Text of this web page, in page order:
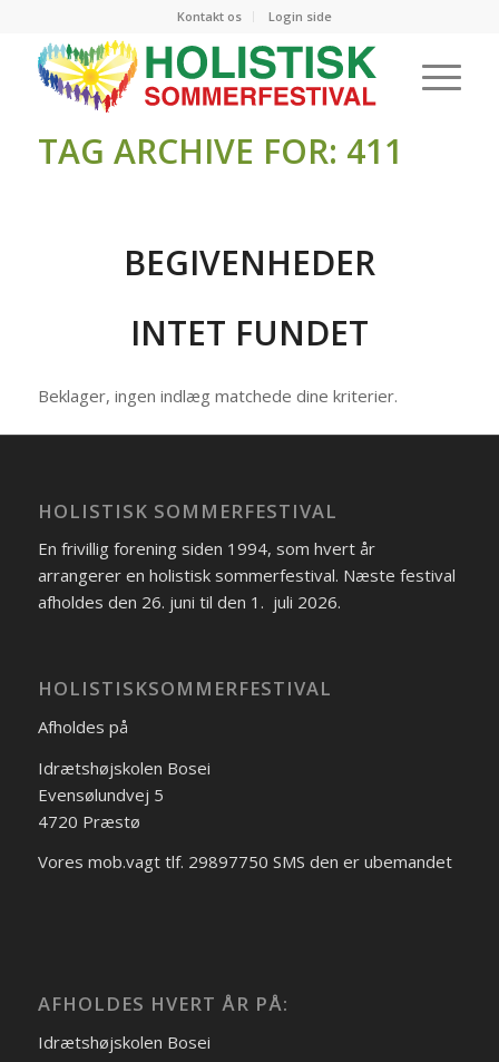
Kontakt os Login side
TAG ARCHIVE FOR: 411
BEGIVENHEDER
INTET FUNDET
Beklager, ingen indlæg matchede dine kriterier.
HOLISTISK SOMMERFESTIVAL
En frivillig forening siden 1994, som hvert år
arrangerer en holistisk sommerfestival. Næste festival
afholdes den 26. juni til den 1. juli 2026.
HOLISTISKSOMMERFESTIVAL
Afholdes på
Idrætshøjskolen Bosei
Evensølundvej 5
4720 Præstø
Vores mob.vagt tlf. 29897750 SMS den er ubemandet
AFHOLDES HVERT ÅR PÅ:
Idrætshøjskolen Bosei